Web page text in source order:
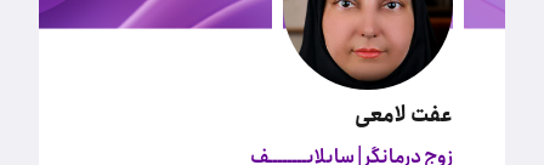
عفت لامعی
زوج درمانگر | سایلایــــــــف